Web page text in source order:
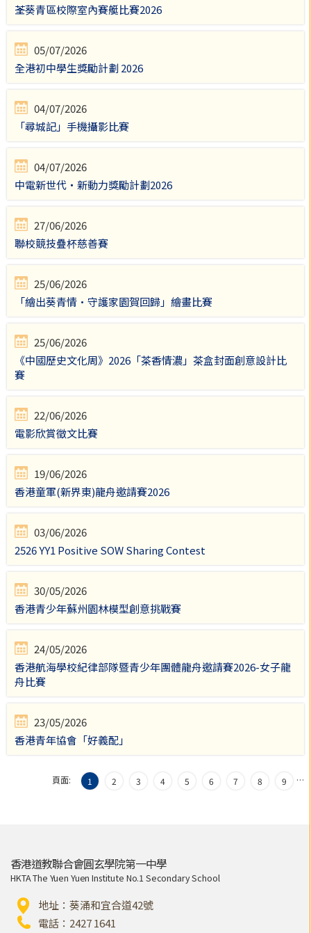
荃葵青區校際室內賽艇比賽2026
05/07/2026
全港初中學生獎勵計劃 2026
04/07/2026
「尋城記」手機攝影比賽
04/07/2026
中電新世代・新動力獎勵計劃2026
27/06/2026
聯校競技疊杯慈善賽
25/06/2026
「繪出葵青情·守護家園賀回歸」繪畫比賽
25/06/2026
《中國歷史文化周》2026「茶香情濃」茶盒封面創意設計比
賽
22/06/2026
電影欣賞徵文比賽
19/06/2026
香港童軍(新界東)龍舟邀請賽2026
03/06/2026
2526 YY1 Positive SOW Sharing Contest
30/05/2026
香港青少年蘇州園林模型創意挑戰賽
24/05/2026
香港航海學校紀律部隊暨青少年團體龍舟邀請賽2026-女子龍
舟比賽
23/05/2026
香港青年協會「好義配」
頁面: 1 2 3 4 5 6 7 8 9 …
香港道教聯合會圓玄學院第一中學
HKTA The Yuen Yuen Institute No.1 Secondary School
地址：葵涌和宜合道42號
電話：2427 1641